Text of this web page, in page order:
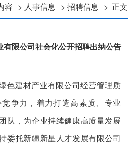
容 > 人事信息 > 招聘信息 > 正文
有限公司社会化公开招聘出纳公告
色建材产业有限公司经营管理质
争力，着力打造高素质、专业
队，为企业持续健康高质量发展
委托新疆新星人才发展有限公司